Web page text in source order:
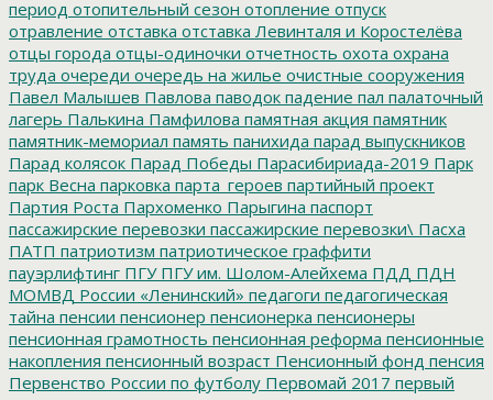
период отопительный сезон отопление отпуск
отравление отставка отставка Левинталя и Коростелёва
отцы города отцы-одиночки отчетность охота охрана
труда очереди очередь на жилье очистные сооружения
Павел Малышев Павлова паводок падение пал палаточный
лагерь Палькина Памфилова памятная акция памятник
памятник-мемориал память панихида парад выпускников
Парад колясок Парад Победы Парасибириада-2019 Парк
парк Весна парковка парта_героев партийный проект
Партия Роста Пархоменко Парыгина паспорт
пассажирские перевозки пассажирские перевозки\ Пасха
ПАТП патриотизм патриотическое граффити
пауэрлифтинг ПГУПГУ им. Шолом-Алейхема ПДД ПДН
МОМВД России «Ленинский» педагоги педагогическая
тайна пенсии пенсионер пенсионерка пенсионеры
пенсионная грамотность пенсионная реформа пенсионные
накопления пенсионный возраст Пенсионный фонд пенсия
Первенство России по футболу Первомай 2017 первый